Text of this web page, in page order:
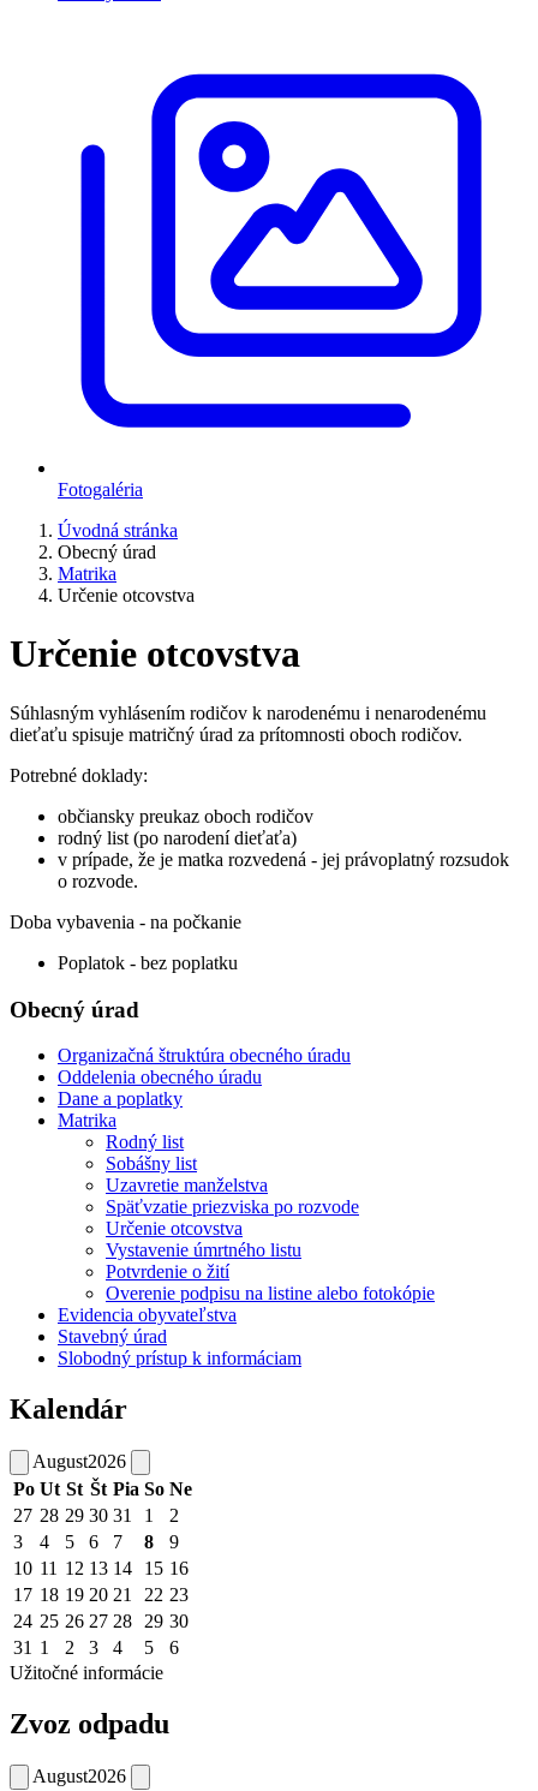
Fotogaléria
Úvodná stránka
Obecný úrad
Matrika
Určenie otcovstva
Určenie otcovstva
Súhlasným vyhlásením rodičov k narodenému i nenarodenému
dieťaťu spisuje matričný úrad za prítomnosti oboch rodičov.
Potrebné doklady:
občiansky preukaz oboch rodičov
rodný list (po narodení dieťaťa)
v prípade, že je matka rozvedená - jej právoplatný rozsudok
o rozvode.
Doba vybavenia - na počkanie
Poplatok - bez poplatku
Obecný úrad
Organizačná štruktúra obecného úradu
Oddelenia obecného úradu
Dane a poplatky
Matrika
Rodný list
Sobášny list
Uzavretie manželstva
Späťvzatie priezviska po rozvode
Určenie otcovstva
Vystavenie úmrtného listu
Potvrdenie o žití
Overenie podpisu na listine alebo fotokópie
Evidencia obyvateľstva
Stavebný úrad
Slobodný prístup k informáciam
Kalendár
August2026
Po Ut St Št Pia So Ne
27 28 29 30 31 1
2
3
4 5 6 7 8
9
10 11 12 13 14 15 16
17 18 19 20 21 22 23
24 25 26 27 28 29 30
31 1 2 3 4 5
6
Užitočné informácie
Zvoz odpadu
August2026